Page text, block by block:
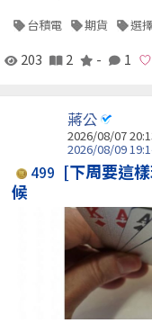
台積電 期貨 選
203 2 - 1
蔣公
2026/08/07
2026/08/09
499 [下周要這
候